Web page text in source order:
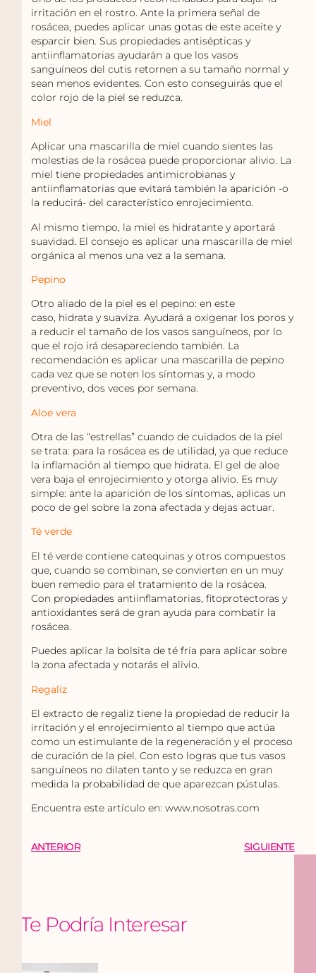
irritación en el rostro. Ante la primera señal de
rosácea, puedes aplicar unas gotas de este aceite y
esparcir bien. Sus propiedades antisépticas y
antiinflamatorias ayudarán a que los vasos
sanguíneos del cutis retornen a su tamaño normal y
sean menos evidentes. Con esto conseguirás que el
color rojo de la piel se reduzca.
Miel
Aplicar una mascarilla de miel cuando sientes las
molestias de la rosácea puede proporcionar alivio. La
miel tiene propiedades antimicrobianas y
antiinflamatorias que evitará también la aparición -o
la reducirá- del característico enrojecimiento.
Al mismo tiempo, la miel es hidratante y aportará
suavidad. El consejo es aplicar una mascarilla de miel
orgánica al menos una vez a la semana.
Pepino
Otro aliado de la piel es el pepino: en este
caso, hidrata y suaviza. Ayudará a oxigenar los poros y
a reducir el tamaño de los vasos sanguíneos, por lo
que el rojo irá desapareciendo también. La
recomendación es aplicar una mascarilla de pepino
cada vez que se noten los síntomas y, a modo
preventivo, dos veces por semana.
Aloe vera
Otra de las “estrellas” cuando de cuidados de la piel
se trata: para la rosácea es de utilidad, ya que reduce
la inflamación al tiempo que hidrata.El gel de aloe
vera baja el enrojecimiento y otorga alivio. Es muy
simple: ante la aparición de los síntomas, aplicas un
poco de gel sobre la zona afectada y dejas actuar.
Té verde
El té verde contiene catequinas y otros compuestos
que, cuando se combinan, se convierten en un muy
buen remedio para el tratamiento de la rosácea.
Con propiedades antiinflamatorias, fitoprotectoras y
antioxidantes será de gran ayuda para combatir la
rosácea.
Puedes aplicar la bolsita de té fría para aplicar sobre
la zona afectada y notarás el alivio.
Regaliz
El extracto de regaliz tiene la propiedad de reducir la
irritación y el enrojecimiento al tiempo que actúa
como un estimulante de la regeneración y el proceso
de curación de la piel. Con esto logras que tus vasos
sanguíneos no dilaten tanto y se reduzca en gran
medida la probabilidad de que aparezcan pústulas.
Encuentra este artículo en: www.nosotras.com
ANTERIOR SIGUIENTE
Te Podría Interesar